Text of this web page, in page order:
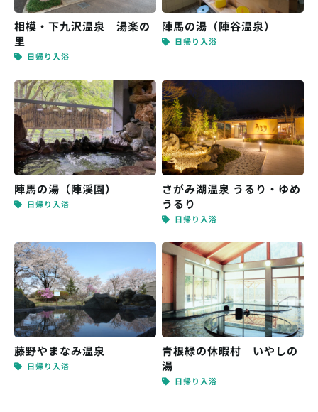
相模・下九沢温泉 湯楽の
里
日帰り入浴
陣馬の湯（陣谷温泉）
日帰り入浴
陣馬の湯（陣渓園）
日帰り入浴
さがみ湖温泉 うるり・ゆめ
うるり
日帰り入浴
藤野やまなみ温泉
日帰り入浴
青根緑の休暇村 いやしの
湯
日帰り入浴